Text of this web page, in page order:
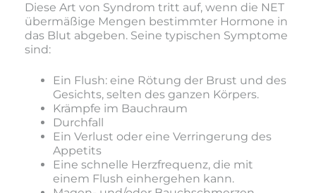
Diese Art von Syndrom tritt auf, wenn die NET
übermäßige Mengen bestimmter Hormone in
das Blut abgeben. Seine typischen Symptome
sind:
Ein Flush: eine Rötung der Brust und des
Gesichts, selten des ganzen Körpers.
Krämpfe im Bauchraum
Durchfall
Ein Verlust oder eine Verringerung des
Appetits
Eine schnelle Herzfrequenz, die mit
einem Flush einhergehen kann.